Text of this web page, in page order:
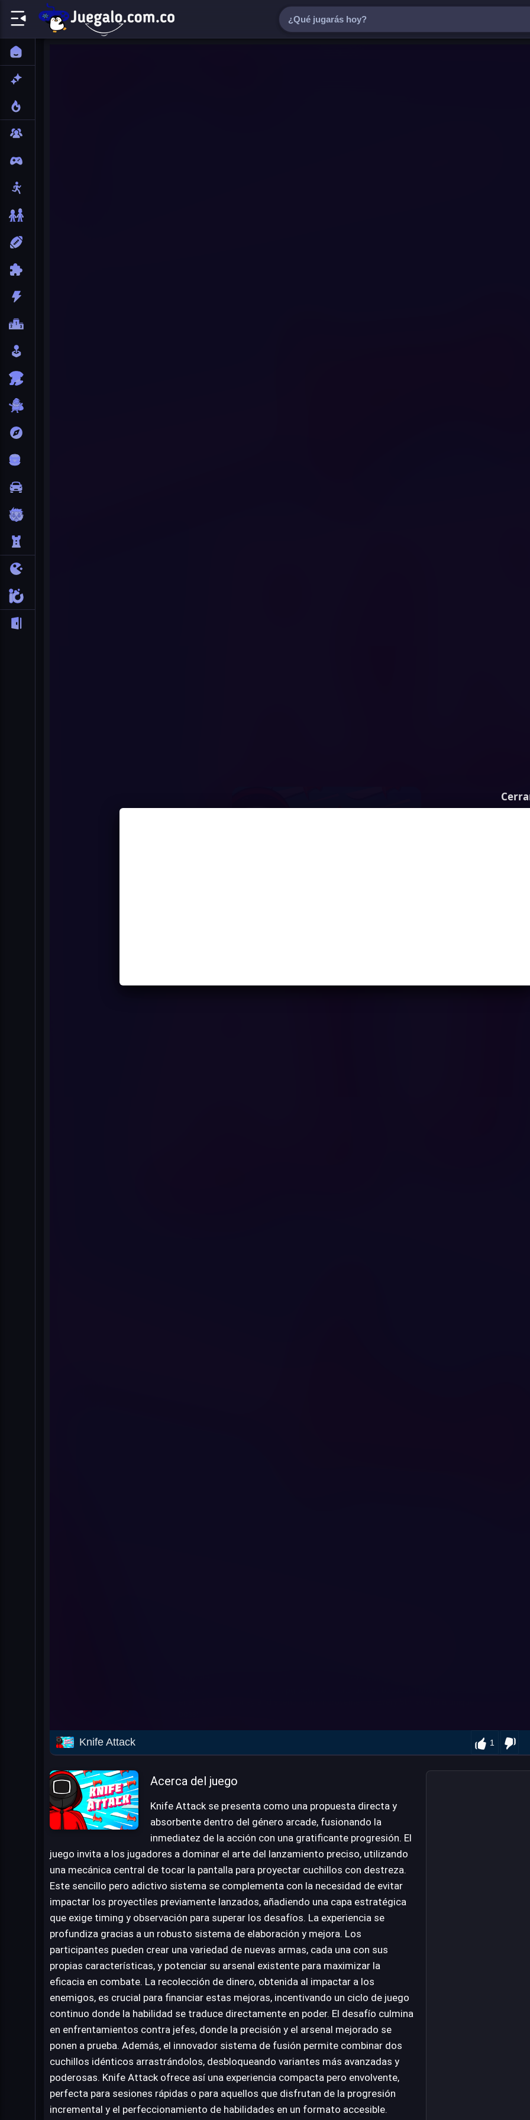
Knife Attack 1
Acerca del juego
Knife Attack se presenta como una propuesta directa y
absorbente dentro del género arcade, fusionando la
inmediatez de la acción con una gratificante progresión. El
juego invita a los jugadores a dominar el arte del lanzamiento preciso, utilizando
una mecánica central de tocar la pantalla para proyectar cuchillos con destreza.
Este sencillo pero adictivo sistema se complementa con la necesidad de evitar
impactar los proyectiles previamente lanzados, añadiendo una capa estratégica
que exige timing y observación para superar los desafíos. La experiencia se
profundiza gracias a un robusto sistema de elaboración y mejora. Los
participantes pueden crear una variedad de nuevas armas, cada una con sus
propias características, y potenciar su arsenal existente para maximizar la
eficacia en combate. La recolección de dinero, obtenida al impactar a los
enemigos, es crucial para financiar estas mejoras, incentivando un ciclo de juego
continuo donde la habilidad se traduce directamente en poder. El desafío culmina
en enfrentamientos contra jefes, donde la precisión y el arsenal mejorado se
ponen a prueba. Además, el innovador sistema de fusión permite combinar dos
cuchillos idénticos arrastrándolos, desbloqueando variantes más avanzadas y
poderosas. Knife Attack ofrece así una experiencia compacta pero envolvente,
perfecta para sesiones rápidas o para aquellos que disfrutan de la progresión
incremental y el perfeccionamiento de habilidades en un formato accesible.